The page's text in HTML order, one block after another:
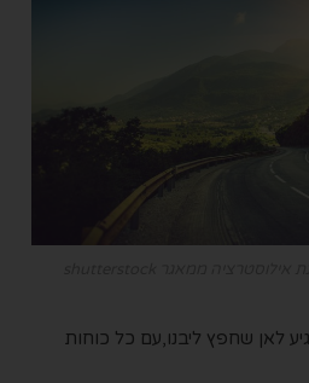
לאן שחפץ ליבנו,עם כל כוחות